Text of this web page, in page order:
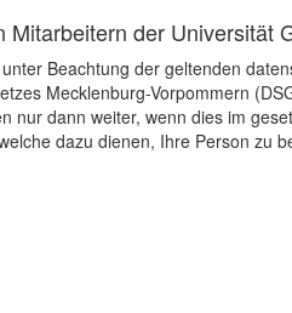
der Universität
Beachtung der geltenden
Mecklenburg-Vorpommern
dann weiter, wenn dies im
dazu dienen, Ihre Person zu